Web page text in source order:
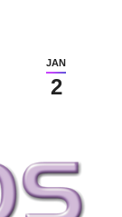
JAN
2